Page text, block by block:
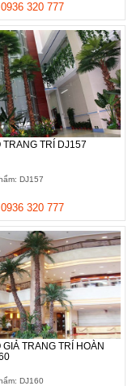
320 777
TRANG TRÍ DJ157
DJ157
320 777
GIẢ TRANG TRÍ HOÀN
DJ160